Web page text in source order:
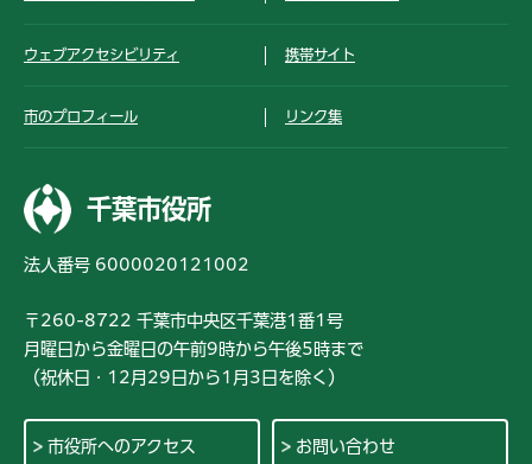
ウェブアクセシビリティ 携帯サイト
市のプロフィール リンク集
千葉市役所
法人番号 6000020121002
〒260-8722 千葉市中央区千葉港1番1号
月曜日から金曜日の午前9時から午後5時まで
（祝休日・12月29日から1月3日を除く）
市役所へのアクセス お問い合わせ